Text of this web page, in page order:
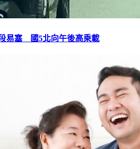
易塞 國5北向午後高乘載